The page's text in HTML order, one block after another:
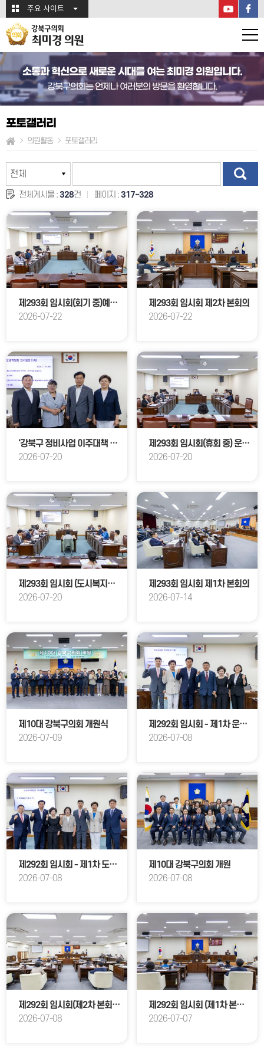
본문바로가기주요 사이트
강북구의회
최미경 의원
소통과 혁신으로 새로운 시대를 여는 최미경 의원입니다.
강북구의회는 언제나 여러분의 방문을 환영합니다.
포토갤러리
의원활동 포토갤러리
전체게시물 :328건 페이지 :317~328
제293회 임시회(회기 중)예산결산특별위원회 1차 회의
2026-07-22
제293회 임시회 제2차 본회의
2026-07-22
‘강북구 정비사업 이주대책 방안 연구회’ 의원 연구단체 구성
2026-07-20
제293회 임시회(휴회 중) 운영위원회 제1차 회의
2026-07-20
제293회 임시회 (도시복지위원회 1차 회의)
2026-07-20
제293회 임시회 제1차 본회의
2026-07-14
제10대 강북구의회 개원식
2026-07-09
제292회 임시회 - 제1차 운영위원회 회의
2026-07-08
제292회 임시회 - 제1차 도시복지위원회 회의
2026-07-08
제10대 강북구의회 개원
2026-07-08
제292회 임시회(제2차 본회의)
2026-07-08
제292회 임시회 (제1차 본회의)
2026-07-07